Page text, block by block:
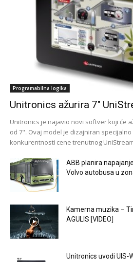
Programabilna logika
Unitronics ažurira 7″
Unitronics je najavio novi softver koji će
od 7''. Ovaj model je dizajniran
konkurentnosti cene trenutnog
ABB planira
Volvo autobusa u
Kamerna muzika –
AGULIS [VIDEO]
Unitronics uvodi UIS-